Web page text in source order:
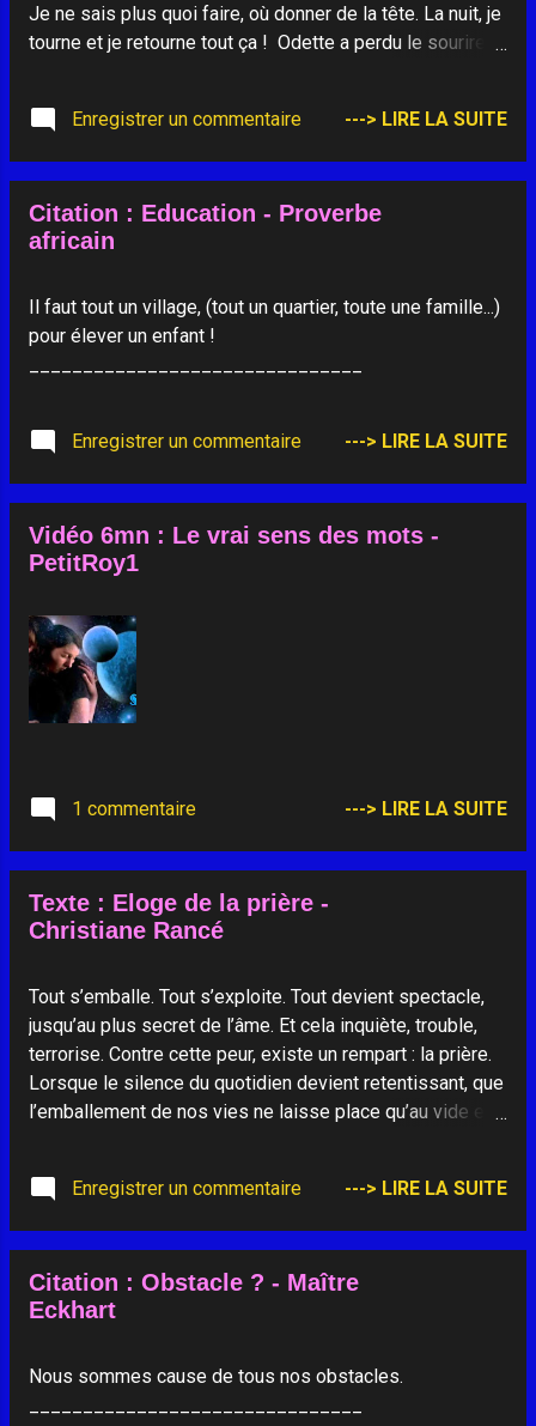
Je ne sais plus quoi faire, où donner de la tête. La nuit, je
tourne et je retourne tout ça ! Odette a perdu le sourire
humour, elle est chrétienne et nous avons souvent parlé
de nos engagements respectifs. Alors, continue-t-elle,
toi qui es bouddhiste, donne-moi un conseil, quelque
chose qui m'aide. Je regarde son visage fatigué : "Ici et
maintenant...", voilà ! Ici et maintenant ? Qu'est-ce que tu
rajoutons notre souci : nous nous racontons des histoires
sur les catastrophes qui vont arriver, nous construisons
Enregistrer un commentaire ---> LIRE LA SUITE
Citation : Education - Proverbe
africain
Il faut tout un village, (tout un quartier, toute une famille...)
pour élever un enfant !
Enregistrer un commentaire ---> LIRE LA SUITE
Vidéo 6mn : Le vrai sens des mots -
PetitRoy1
1 commentaire ---> LIRE LA SUITE
Texte : Eloge de la prière -
Christiane Rancé
Tout s’emballe. Tout s’exploite. Tout devient spectacle,
jusqu’au plus secret de l’âme. Et cela inquiète, trouble,
terrorise. Contre cette peur, existe un rempart : la prière.
Lorsque le silence du quotidien devient retentissant, que
l’emballement de nos vies ne laisse place qu’au vide et à
contemple et, dans le seul langage du coeur, on
demande, on supplie, on implore, on remercie. La prière
est pur acte intérieur. Au-delà de toute religion. Que l’on
soit croyant ou non, elle devient espérance, cette vertu
majeure capable de sauver le monde. Elle se présente
d’être en profondeur. - Extrait de "Prenez-moi tout,
Enregistrer un commentaire ---> LIRE LA SUITE
Citation : Obstacle ? - Maître
Eckhart
Nous sommes cause de tous nos obstacles.